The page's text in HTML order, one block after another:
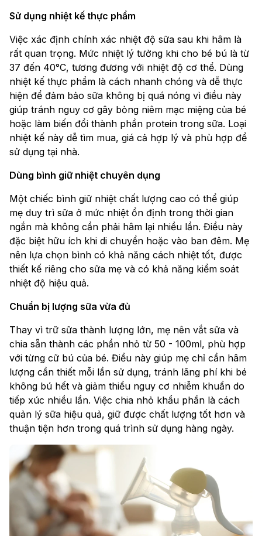
Sử dụng nhiệt kế thực phẩm
Việc xác định chính xác nhiệt độ sữa sau khi hâm là
rất quan trọng. Mức nhiệt lý tưởng khi cho bé bú là từ
37 đến 40°C, tương đương với nhiệt độ cơ thể. Dùng
nhiệt kế thực phẩm là cách nhanh chóng và dễ thực
hiện để đảm bảo sữa không bị quá nóng vì điều này
giúp tránh nguy cơ gây bỏng niêm mạc miệng của bé
hoặc làm biến đổi thành phần protein trong sữa. Loại
nhiệt kế này dễ tìm mua, giá cả hợp lý và phù hợp để
sử dụng tại nhà.
Dùng bình giữ nhiệt chuyên dụng
Một chiếc bình giữ nhiệt chất lượng cao có thể giúp
mẹ duy trì sữa ở mức nhiệt ổn định trong thời gian
ngắn mà không cần phải hâm lại nhiều lần. Điều này
đặc biệt hữu ích khi di chuyển hoặc vào ban đêm. Mẹ
nên lựa chọn bình có khả năng cách nhiệt tốt, được
thiết kế riêng cho sữa mẹ và có khả năng kiểm soát
nhiệt độ hiệu quả.
Chuẩn bị lượng sữa vừa đủ
Thay vì trữ sữa thành lượng lớn, mẹ nên vắt sữa và
chia sẵn thành các phần nhỏ từ 50 - 100ml, phù hợp
với từng cữ bú của bé. Điều này giúp mẹ chỉ cần hâm
lượng cần thiết mỗi lần sử dụng, tránh lãng phí khi bé
không bú hết và giảm thiểu nguy cơ nhiễm khuẩn do
tiếp xúc nhiều lần. Việc chia nhỏ khẩu phần là cách
quản lý sữa hiệu quả, giữ được chất lượng tốt hơn và
thuận tiện hơn trong quá trình sử dụng hàng ngày.